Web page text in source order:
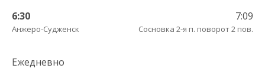
6:30
Анжеро-Судженск
7:09
Сосновка 2-я п. поворот 2 пов.
Ежедневно